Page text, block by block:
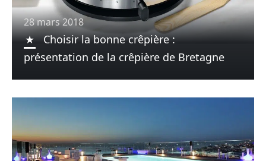
28 mars 2018
Choisir la bonne crêpière :
présentation de la crêpière de Bretagne